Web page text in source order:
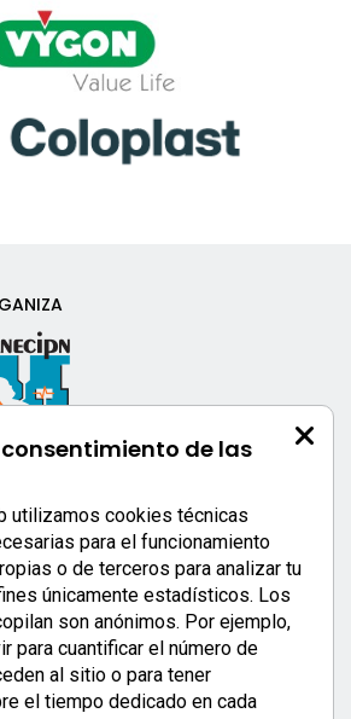
de las
utilizamos cookies técnicas
para el funcionamiento
o de terceros para analizar tu
únicamente estadísticos. Los
son anónimos. Por ejemplo,
para cuantificar el número de
al sitio o para tener
el tiempo dedicado en cada
91 45 45